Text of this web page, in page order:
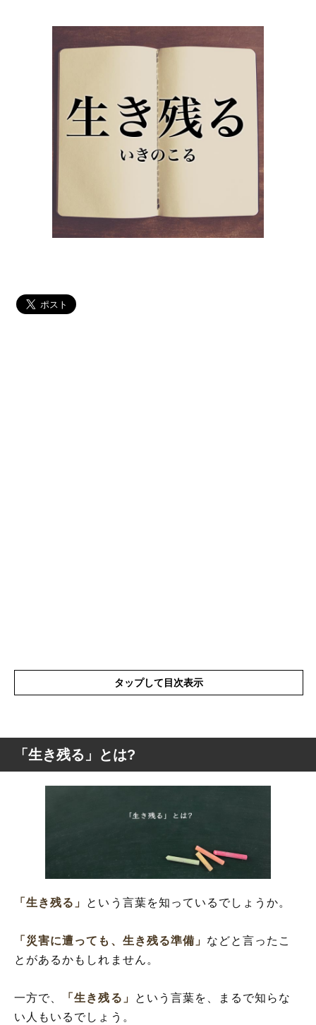
タップして目次表示
「生き残る」とは?
「生き残る」とは?
「生き残る」 という言葉を知っているでしょうか。
「災害に遭っても、生き残る準備」 などと言ったこ
とがあるかもしれません。
一方で、 「生き残る」
という言葉を、まるで知らな
い人もいるでしょう。